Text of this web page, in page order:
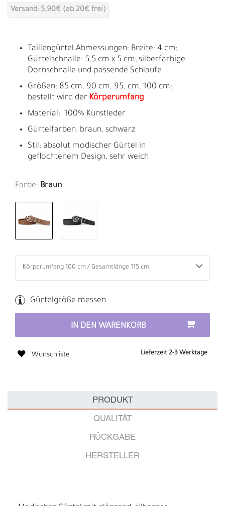
Versand: 5,90€ (ab 20€ frei)
Taillengürtel Abmessungen: Breite: 4 cm;
Gürtelschnalle: 5,5 cm x 5 cm; silberfarbige
Dornschnalle und passende Schlaufe
Größen: 85 cm, 90 cm, 95, cm, 100 cm:
bestellt wird der Körperumfang
Material: 100% Kunstleder
Gürtelfarben: braun, schwarz
Stil: absolut modischer Gürtel in
geflochtenem Design, sehr weich
Farbe: Braun
Gürtelgröße messen
IN DEN WARENKORB
Wunschliste Lieferzeit 2-3 Werktage
PRODUKT
QUALITÄT
RÜCKGABE
HERSTELLER